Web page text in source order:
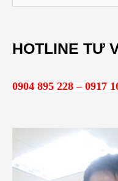
i
m
HOTLINE TƯ
0904 895 228 – 0917